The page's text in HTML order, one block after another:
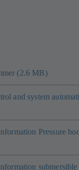
(2.6 MB)
and system
Pressure
submersible